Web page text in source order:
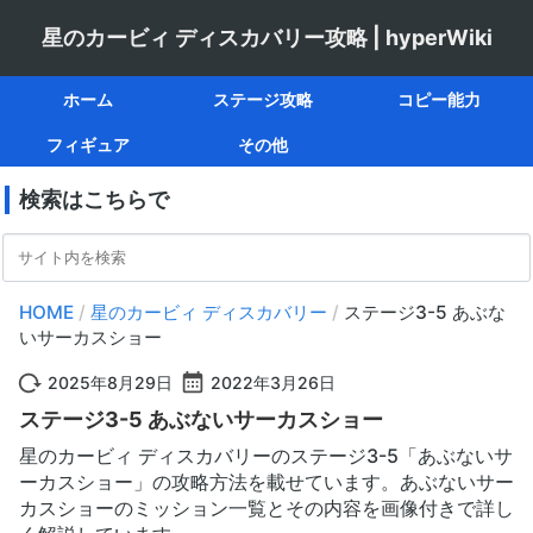
星のカービィ ディスカバリー攻略 | hyperWiki
ホーム ステージ攻略 コピー能力
フィギュア その他
検索はこちらで
HOME / 星のカービィ ディスカバリー / ステージ3-5 あぶな
いサーカスショー
2025年8月29日 2022年3月26日
ステージ3-5 あぶないサーカスショー
星のカービィ ディスカバリーのステージ3-5「あぶないサ
ーカスショー」の攻略方法を載せています。あぶないサー
カスショーのミッション一覧とその内容を画像付きで詳し